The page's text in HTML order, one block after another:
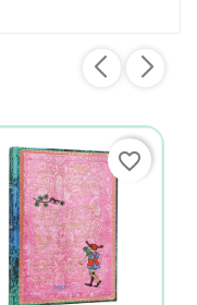
favorite_border